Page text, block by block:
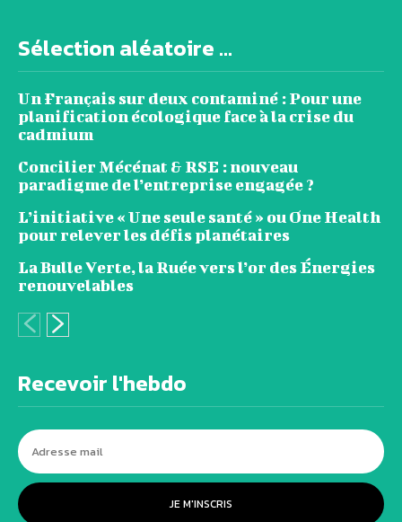
Sélection aléatoire ...
Un Français sur deux contaminé : Pour une
planification écologique face à la crise du
cadmium
Concilier Mécénat & RSE : nouveau
paradigme de l’entreprise engagée ?
L’initiative « Une seule santé » ou One Health
pour relever les défis planétaires
La Bulle Verte, la Ruée vers l’or des Énergies
renouvelables
Recevoir l'hebdo
JE M'INSCRIS